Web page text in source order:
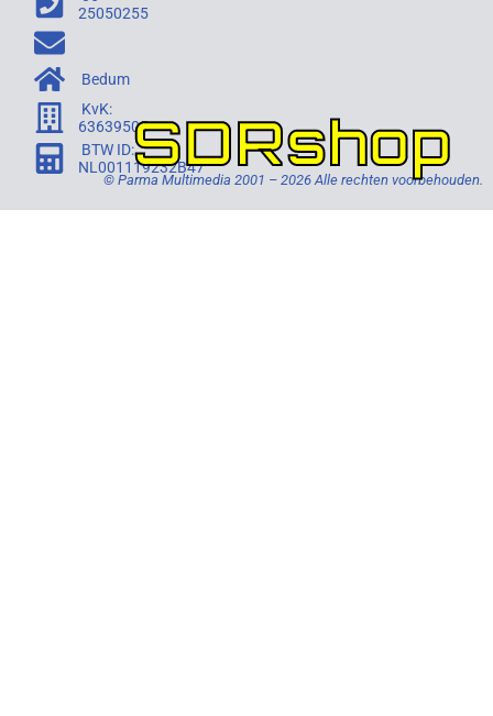
25050255
Bedum
KvK:
63639505
BTW ID:
NL001119232B47
© Parma Multimedia 2001 – 2026 Alle rechten voorbehouden.
SDRshop